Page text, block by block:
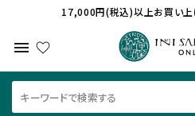
17,000円(税込)以上お買い上
menu